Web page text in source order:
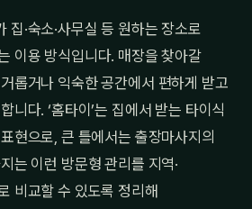
집·숙소·사무실 등 원하는 장소로
이용 방식입니다. 매장을 찾아갈
롭거나 익숙한 공간에서 편하게 받고
니다. ‘홈타이’는 집에서 받는 타이식
현으로, 큰 틀에서는 출장마사지의
는 이런 방문형 관리를 지역·
비교할 수 있도록 정리해